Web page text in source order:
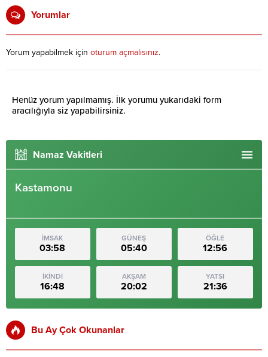
Yorumlar
Yorum yapabilmek için oturum açmalısınız.
Henüz yorum yapılmamış. İlk yorumu yukarıdaki form
aracılığıyla siz yapabilirsiniz.
Namaz Vakitleri
Kastamonu
İMSAK
03:58
GÜNEŞ
05:40
ÖĞLE
12:56
İKİNDİ
16:48
AKŞAM
20:02
YATSI
21:36
Bu Ay Çok Okunanlar